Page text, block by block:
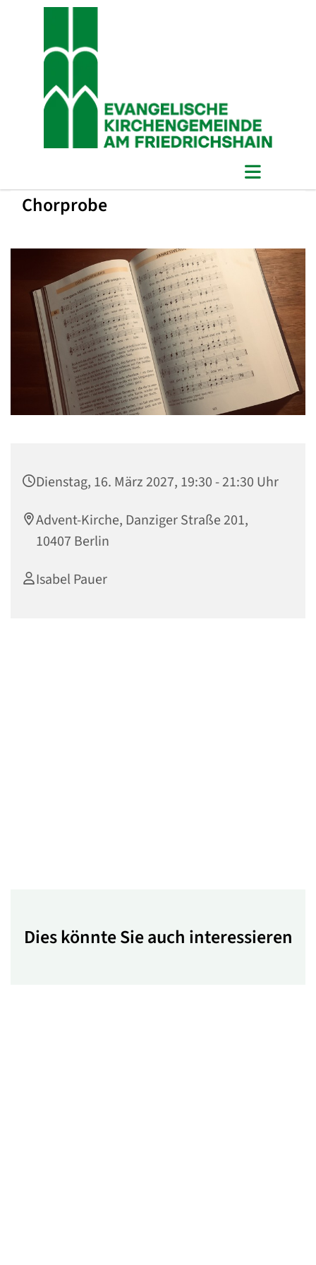
Chorprobe
Dienstag, 16. März 2027, 19:30 - 21:30 Uhr
Advent-Kirche, Danziger Straße 201,
10407 Berlin
Isabel Pauer
Dies könnte Sie auch interessieren